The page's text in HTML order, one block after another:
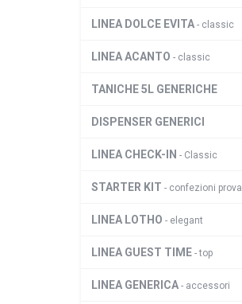
LINEA DOLCE EVITA - classic
LINEA ACANTO - classic
TANICHE 5L GENERICHE
DISPENSER GENERICI
LINEA CHECK-IN - Classic
STARTER KIT - confezioni prova
LINEA LOTHO - elegant
LINEA GUEST TIME - top
LINEA GENERICA - accessori